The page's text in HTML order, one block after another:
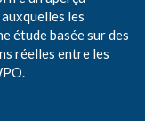
les
étude basée sur des
réelles entre les